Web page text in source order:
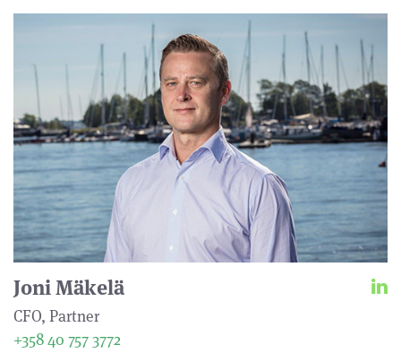
Joni Mäkelä
CFO, Partner
+358 40 757 3772